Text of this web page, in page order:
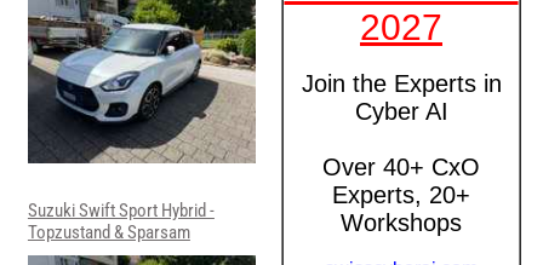
Suzuki Swift Sport Hybrid -
Topzustand & Sparsam